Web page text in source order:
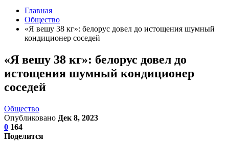
Главная
Общество
«Я вешу 38 кг»: белорус довел до истощения шумный
кондиционер соседей
«Я вешу 38 кг»: белорус довел до
истощения шумный кондиционер
соседей
Общество
Опубликовано Дек 8, 2023
0 164
Поделится